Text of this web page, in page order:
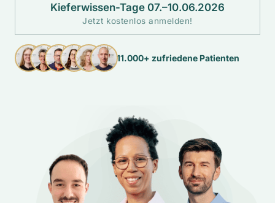
Kieferwissen-Tage 07.–10.06.2026
Jetzt kostenlos anmelden!
11.000+ zufriedene Patienten